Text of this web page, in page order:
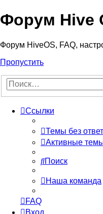
Форум Hive
Форум HiveOS, FAQ,
Пропустить
Ссылки
Темы без
Активные
Поиск
Наша команда
FAQ